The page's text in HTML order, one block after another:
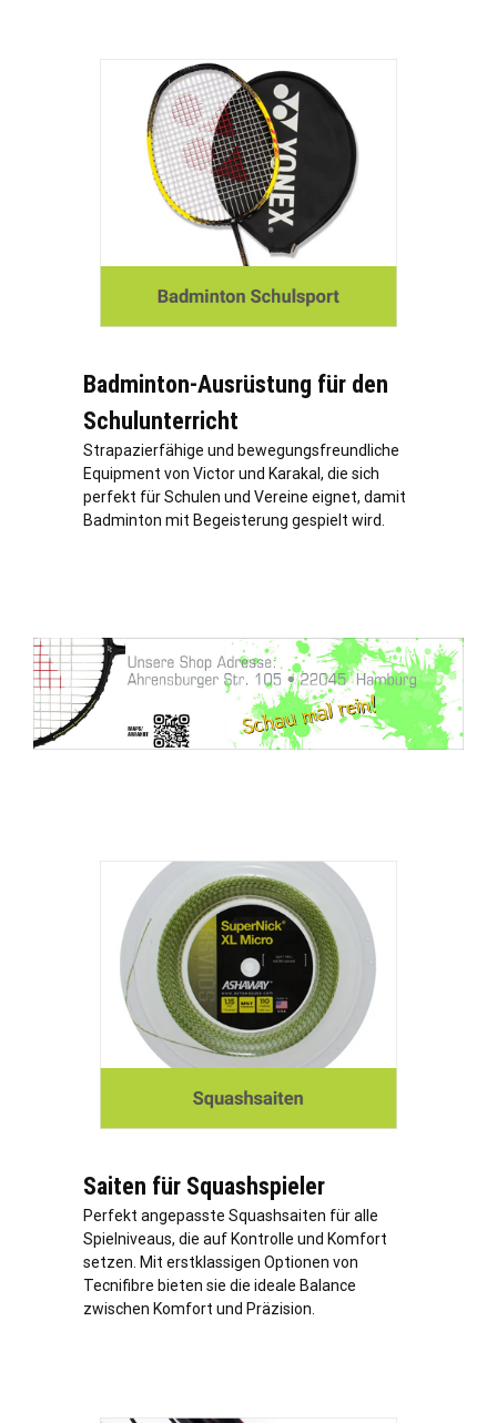
Badminton-Ausrüstung für den
Schulunterricht
Strapazierfähige und bewegungsfreundliche
Equipment von Victor und Karakal, die sich
perfekt für Schulen und Vereine eignet, damit
Badminton mit Begeisterung gespielt wird.
Saiten für Squashspieler
Perfekt angepasste Squashsaiten für alle
Spielniveaus, die auf Kontrolle und Komfort
setzen. Mit erstklassigen Optionen von
Tecnifibre bieten sie die ideale Balance
zwischen Komfort und Präzision.